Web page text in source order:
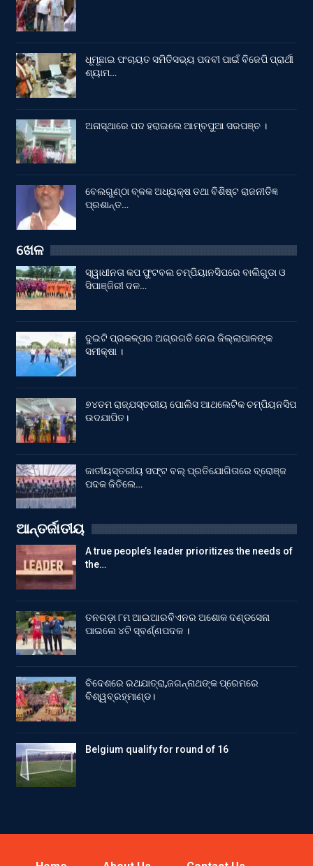
ଧୂମୂଛାଇ ପଂଚାୟତ ସମିତିସଭ୍ୟ ପଦବୀ ପାଇଁ ବିଜେପି ପ୍ରାର୍ଥୀ
ଶ୍ୟାମ…
ଅନାସ୍ଥାରେ ପଦ ହରାଇଲେ ଆମ୍ବପୁଆ ସରପଞ୍ଚ ।
ବେଲଗୁଣ୍ଠା ବ୍ଳକ ଅଧ୍ୟକ୍ଷ ତଥା ବିଶିଷ୍ଟ ରାଜନୀତିଜ୍ଞ
ପ୍ରଶାନ୍ତ…
ଖେଳ
ସ୍ୱାଧୀନତା କପ ଫୁଟବଲ ଚମ୍ପିୟାନସିପରେ ବାଲିଗୁଡା ଓ
ସିପାଞ୍ଜିରୀ ଦଳ…
ଦୁଇଟି ପ୍ରକଳ୍ପର ଅଗ୍ରଗତି ନେଇ ଜିଲ୍ଲାପାଳଙ୍କ
ସମୀକ୍ଷା ।
୭୪ତମ ରାଜ୍ଯସ୍ତରୀୟ ପୋଲିସ ଆଥଲେଟିକ ଚମ୍ପିୟନସିପ
ଉଦଯାପିତ।
ଜାତୀୟସ୍ତରୀୟ ସଫ୍ଟ ବଲ୍ ପ୍ରତିଯୋଗିତାରେ ବ୍ରୋଞ୍ଜ
ପଦକ ଜିତିଲେ…
ଆନ୍ତର୍ଜାତୀୟ
A true people’s leader prioritizes the needs of
the…
ତନରଡ଼ା ୮ମ ଆଇଆରବିଏନର ଅଶୋକ ଦଣ୍ଡସେନା
ପାଇଲେ ୪ଟି ସ୍ବର୍ଣ୍ଣପଦକ ।
ବିଦେଶରେ ରଥଯାତ୍ରା,ଜଗନ୍ନାଥଙ୍କ ପ୍ରେମରେ
ବିଶ୍ୱବ୍ରହ୍ମାଣ୍ଡ।
Belgium qualify for round of 16